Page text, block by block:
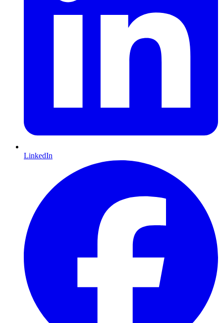
LinkedIn